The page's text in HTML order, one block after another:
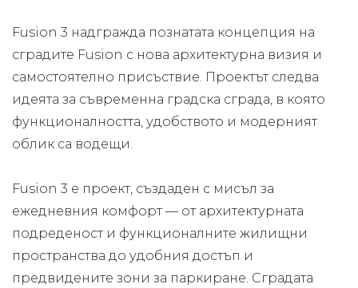
Fusion 3 надгражда познатата концепция на
сградите Fusion с нова архитектурна визия и
самостоятелно присъствие. Проектът следва
идеята за съвременна градска сграда, в която
функционалността, удобството и модерният
облик са водещи.
Fusion 3 е проект, създаден с мисъл за
ежедневния комфорт — от архитектурната
подреденост и функционалните жилищни
пространства до удобния достъп и
предвидените зони за паркиране. Сградата